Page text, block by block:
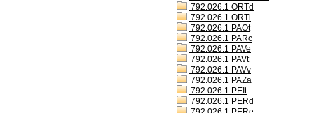
792.026.1 ORTd
792.026.1 ORTi
792.026.1 PAOt
792.026.1 PARc
792.026.1 PAVe
792.026.1 PAVt
792.026.1 PAVv
792.026.1 PAZa
792.026.1 PEIt
792.026.1 PERd